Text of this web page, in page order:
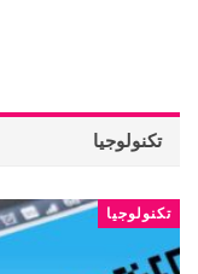
تكنولوجيا
تكنولوجيا